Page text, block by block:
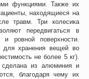
функциями. Также их
находящиеся на
травм. Три колесика
передвигаться в
ровной поверхности.
для хранения вещей во
не более 5 кг).
сделана из алюминия и
благодаря чему их